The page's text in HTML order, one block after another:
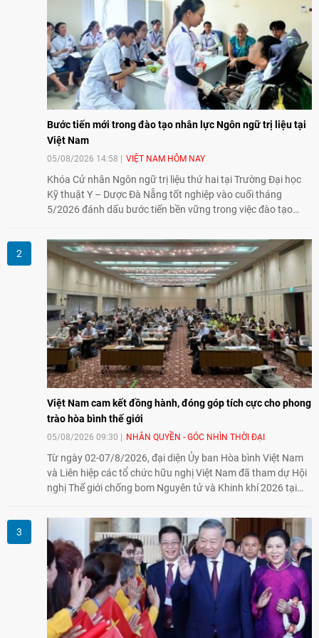
Bước tiến mới trong đào tạo nhân lực Ngôn ngữ trị liệu tại
Việt Nam
05/08/2026 14:58 VIỆT NAM HÔM NAY
Khóa Cử nhân Ngôn ngữ trị liệu thứ hai tại Trường Đại học
Kỹ thuật Y – Dược Đà Nẵng tốt nghiệp vào cuối tháng
5/2026 đánh dấu bước tiến bền vững trong việc đào tạo
tại Việt Nam.
Việt Nam cam kết đồng hành, đóng góp tích cực cho phong
trào hòa bình thế giới
05/08/2026 09:30 NHÂN QUYỀN - GÓC NHÌN THỜI ĐẠI
Từ ngày 02-07/8/2026, đại diện Ủy ban Hòa bình Việt Nam
và Liên hiệp các tổ chức hữu nghị Việt Nam đã tham dự Hội
nghị Thế giới chống bom Nguyên tử và Khinh khí 2026 tại
đồng hành cùng với phong trào hoà bình của nhân dân
Nhật Bản và thế giới ủng hộ giải trừ vũ khí hạt nhân của Việt
Nam.